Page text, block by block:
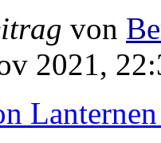
von
2021,